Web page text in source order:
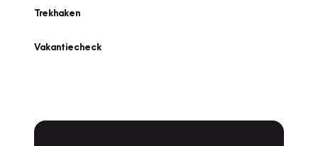
Trekhaken
Vakantiecheck